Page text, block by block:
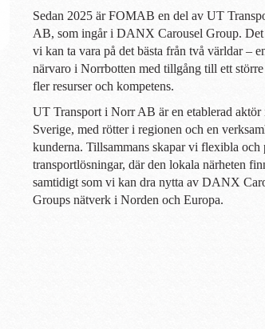
Sedan 2025 är FOMAB en del av UT
AB, som ingår i DANX Carousel Group. Det
vi kan ta vara på det bästa från två världar –
närvaro i Norrbotten med tillgång till ett
fler resurser och kompetens.
UT Transport i Norr AB är en etablerad aktör
Sverige, med rötter i regionen och en
kunderna. Tillsammans skapar vi flexibla och
transportlösningar, där den lokala närheten
samtidigt som vi kan dra nytta av DANX
Groups nätverk i Norden och Europa.